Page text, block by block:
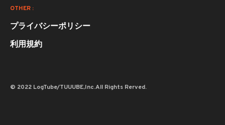
OTHER :
プライバシーポリシー
利用規約
© 2022 LogTube/TUUUBE,Inc.All Rights Rerved.